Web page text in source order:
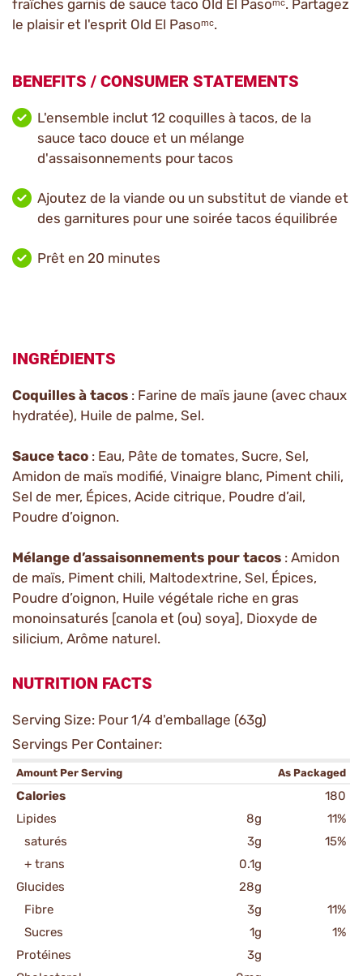
fraîches garnis de sauce taco Old El Pasoᵐᶜ. Partagez
le plaisir et l'esprit Old El Pasoᵐᶜ.
BENEFITS / CONSUMER STATEMENTS
L'ensemble inclut 12 coquilles à tacos, de la
sauce taco douce et un mélange
d'assaisonnements pour tacos
Ajoutez de la viande ou un substitut de viande et
des garnitures pour une soirée tacos équilibrée
Prêt en 20 minutes
INGRÉDIENTS
Coquilles à tacos : Farine de maïs jaune (avec chaux
hydratée), Huile de palme, Sel.
Sauce taco : Eau, Pâte de tomates, Sucre, Sel,
Amidon de maïs modifié, Vinaigre blanc, Piment chili,
Sel de mer, Épices, Acide citrique, Poudre d’ail,
Poudre d’oignon.
Mélange d’assaisonnements pour tacos : Amidon
de maïs, Piment chili, Maltodextrine, Sel, Épices,
Poudre d’oignon, Huile végétale riche en gras
monoinsaturés [canola et (ou) soya], Dioxyde de
silicium, Arôme naturel.
NUTRITION FACTS
Serving Size: Pour 1/4 d'emballage (63g)
Servings Per Container:
Amount Per Serving As Packaged
Calories
180
Lipides
8g
11%
saturés
3g
15%
+ trans
0.1g
Glucides
28g
Fibre
3g
11%
Sucres
1g
1%
Protéines
3g